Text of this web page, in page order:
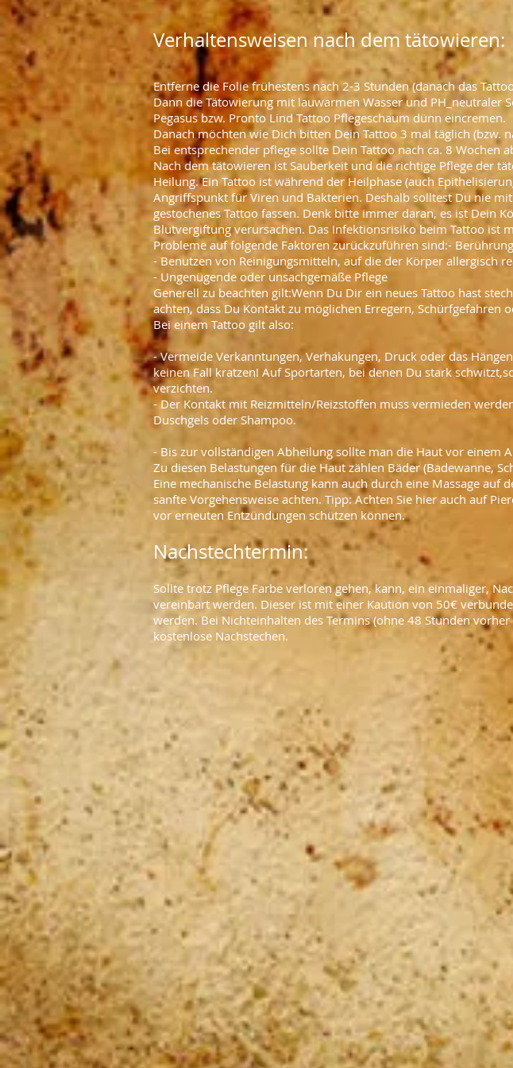
Verhaltensweisen nach dem tätowieren:
Entferne die Folie frühestens nach 2-3 Stunden (danach das
Dann die Tätowierung mit lauwarmen Wasser und PH_neutraler
Pegasus bzw. Pronto Lind Tattoo Pflegeschaum dünn eincremen.
Danach möchten wie Dich bitten Dein Tattoo 3 mal täglich (bzw.
Bei entsprechender pflege sollte Dein Tattoo nach ca. 8 Wochen
Nach dem tätowieren ist Sauberkeit und die richtige Pflege der
Heilung. Ein Tattoo ist während der Heilphase (auch
Angriffspunkt für Viren und Bakterien. Deshalb solltest Du nie
gestochenes Tattoo fassen. Denk bitte immer daran, es ist Dein
Blutvergiftung verursachen. Das Infektionsrisiko beim Tattoo ist
Probleme auf folgende Faktoren zurückzuführen sind:-
- Benutzen von Reinigungsmitteln, auf die der Körper allergisch
- Ungenügende oder unsachgemäße Pflege
Generell zu beachten gilt:Wenn Du Dir ein neues Tattoo hast
achten, dass Du Kontakt zu möglichen Erregern, Schürfgefahren
Bei einem Tattoo gilt also:
- Vermeide Verkanntungen, Verhakungen, Druck oder das
keinen Fall kratzen! Auf Sportarten, bei denen Du stark
verzichten.
- Der Kontakt mit Reizmitteln/Reizstoffen muss vermieden
Duschgels oder Shampoo.
- Bis zur vollständigen Abheilung sollte man die Haut vor einem
Zu diesen Belastungen für die Haut zählen Bäder (Badewanne,
Eine mechanische Belastung kann auch durch eine Massage auf
sanfte Vorgehensweise achten. Tipp: Achten Sie hier auch auf
vor erneuten Entzündungen schützen können.
Nachstechtermin:
Sollte trotz Pflege Farbe verloren gehen, kann, ein einmaliger,
vereinbart werden. Dieser ist mit einer Kaution von 50€
werden. Bei Nichteinhalten des Termins (ohne 48 Stunden
kostenlose Nachstechen.